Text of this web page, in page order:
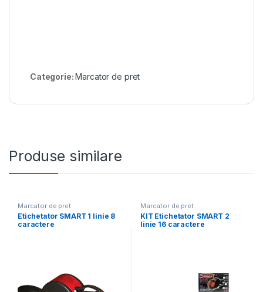
Categorie:Marcator de pret
Produse similare
Marcator de pret
Etichetator SMART 1 linie 8
caractere
Marcator de pret
KIT Etichetator SMART 2
linie 16 caractere